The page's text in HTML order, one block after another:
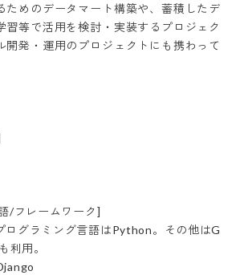
ためのデータマート構築や、蓄積したデ
習等で活用を検討・実装するプロジェク
開発・運用のプロジェクトにも携わって
/フレームワーク]
ログラミング言語はPython。その他はG
利用。